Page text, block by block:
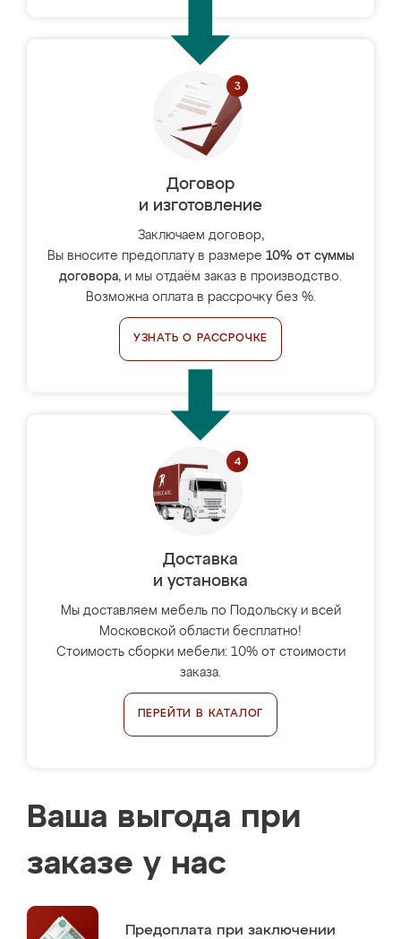
Договор
и изготовление
Заключаем договор,
Вы вносите предоплату в размере 10% от суммы
договора, и мы отдаём заказ в производство.
Возможна оплата в рассрочку без %.
УЗНАТЬ О РАССРОЧКЕ
Доставка
и установка
Мы доставляем мебель по Подольску и всей
Московской области бесплатно!
Стоимость сборки мебели: 10% от стоимости
заказа.
ПЕРЕЙТИ В КАТАЛОГ
Ваша выгода при
заказе у нас
Предоплата при заключении